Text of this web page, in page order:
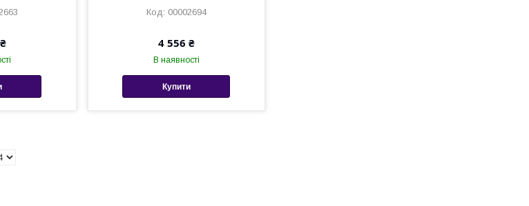
00002694
4 556 ₴
В наявності
Купити